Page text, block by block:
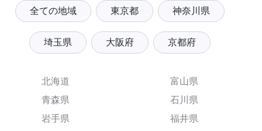
全ての地域 東京都 神奈川県
埼玉県 大阪府 京都府
北海道
青森県
岩手県
富山県
石川県
福井県